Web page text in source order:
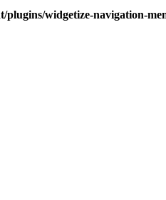
plugins/widgetize-navigation-